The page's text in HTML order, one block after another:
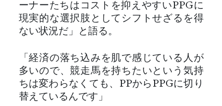
ーナーたちはコストを抑えやすいPPGに
現実的な選択肢としてシフトせざるを得
ない状況だ」と語る。
「経済の落ち込みを肌で感じている人が
多いので、競走馬を持ちたいという気持
ちは変わらなくても、PPからPPGに切り
替えているんです」